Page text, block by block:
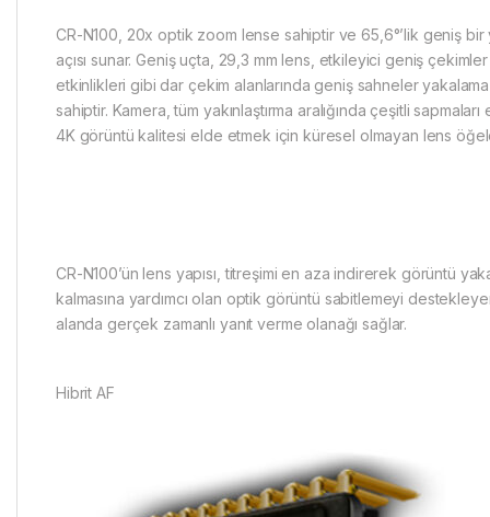
CR-N100, 20x optik zoom lense sahiptir ve 65,6°’lik geniş
açısı sunar. Geniş uçta, 29,3 mm lens, etkileyici geniş
etkinlikleri gibi dar çekim alanlarında geniş sahneler
sahiptir. Kamera, tüm yakınlaştırma aralığında çeşitli
4K görüntü kalitesi elde etmek için küresel olmayan lens
CR-N100’ün lens yapısı, titreşimi en aza indirerek görüntü
kalmasına yardımcı olan optik görüntü sabitlemeyi
alanda gerçek zamanlı yanıt verme olanağı sağlar.
Hibrit AF